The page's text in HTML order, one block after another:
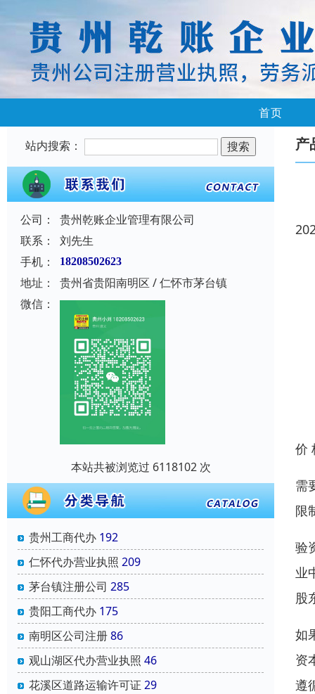
首页
站内搜索：
公司：
贵州乾账企业管理有限公司
联系：
刘先生
手机：
18208502623
地址：
贵州省贵阳南明区 / 仁怀市茅台镇
微信：
本站共被浏览过 6118102 次
贵州工商代办 192
仁怀代办营业执照 209
茅台镇注册公司 285
贵阳工商代办 175
南明区公司注册86
观山湖区代办营业执照 46
花溪区道路运输许可证 29
产
价
需
限
验
业
股
如
资
遵